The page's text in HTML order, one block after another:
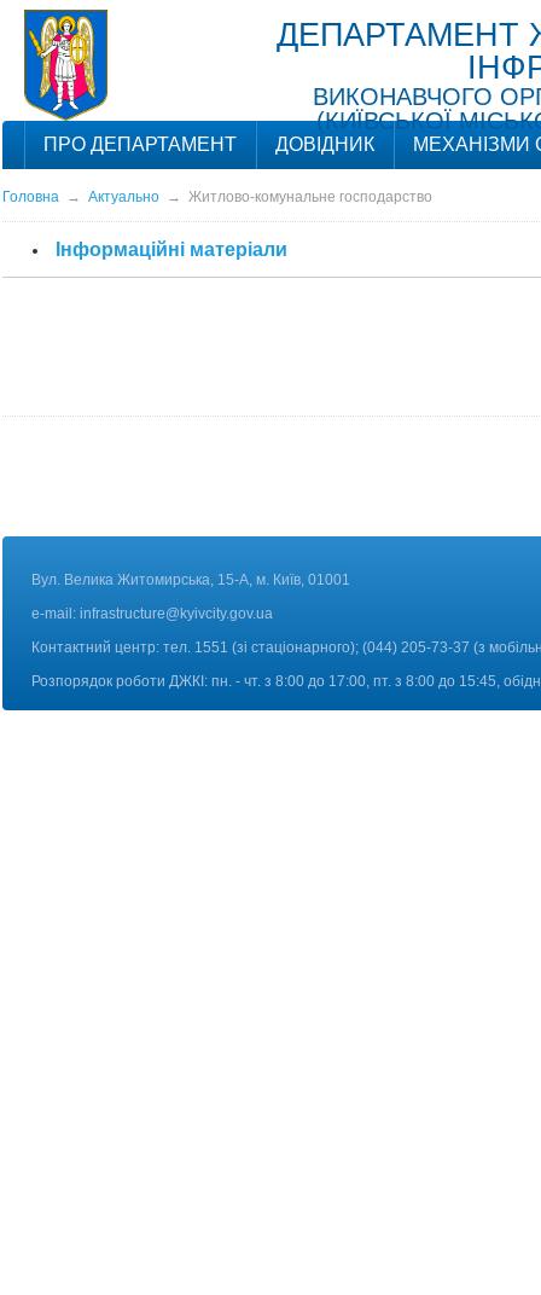
ДЕПАРТАМЕНТ
ВИКОНАВЧОГО
(КИЇВСЬКОЇ
ПРО ДЕПАРТАМЕНТ ДОВІДНИК МЕХАНІЗМИ
Головна→ Актуально→ Житлово-комунальне господарство
Інформаційні матеріали
Вул. Велика Житомирська, 15-А, м. Київ, 01001
e-mail: infrastructure@kyivcity.gov.ua
Контактний центр: тел. 1551 (зі стаціонарного); (044) 205-73-37 (з
Розпорядок роботи ДЖКІ: пн. - чт. з 8:00 до 17:00, пт. з 8:00 до 15:45,